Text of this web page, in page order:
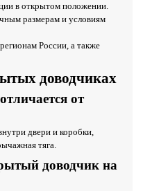
в открытом положении.
размерам и условиям
России, а также
доводчиках
от
двери и коробки,
тяга.
доводчик на